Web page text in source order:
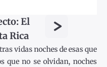
El
Rica
>
vidas noches de esas que
que no se olvidan, noches